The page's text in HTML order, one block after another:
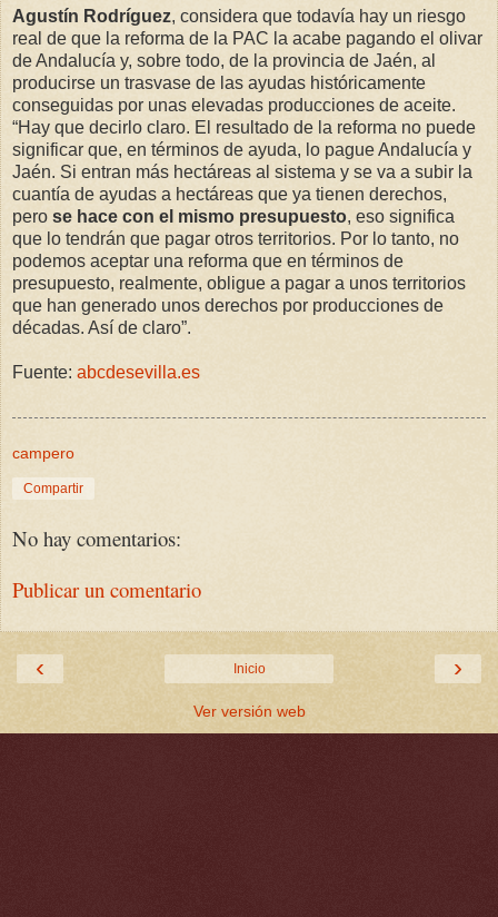
Agustín Rodríguez, considera que todavía hay un riesgo
real de que la reforma de la PAC la acabe pagando el olivar
de Andalucía y, sobre todo, de la provincia de Jaén, al
producirse un trasvase de las ayudas históricamente
conseguidas por unas elevadas producciones de aceite.
“Hay que decirlo claro. El resultado de la reforma no puede
significar que, en términos de ayuda, lo pague Andalucía y
Jaén. Si entran más hectáreas al sistema y se va a subir la
cuantía de ayudas a hectáreas que ya tienen derechos,
pero se hace con el mismo presupuesto, eso significa
que lo tendrán que pagar otros territorios. Por lo tanto, no
podemos aceptar una reforma que en términos de
presupuesto, realmente, obligue a pagar a unos territorios
que han generado unos derechos por producciones de
décadas. Así de claro”.
Fuente: abcdesevilla.es
campero
Compartir
No hay comentarios:
Publicar un comentario
‹ ›
Inicio
Ver versión web